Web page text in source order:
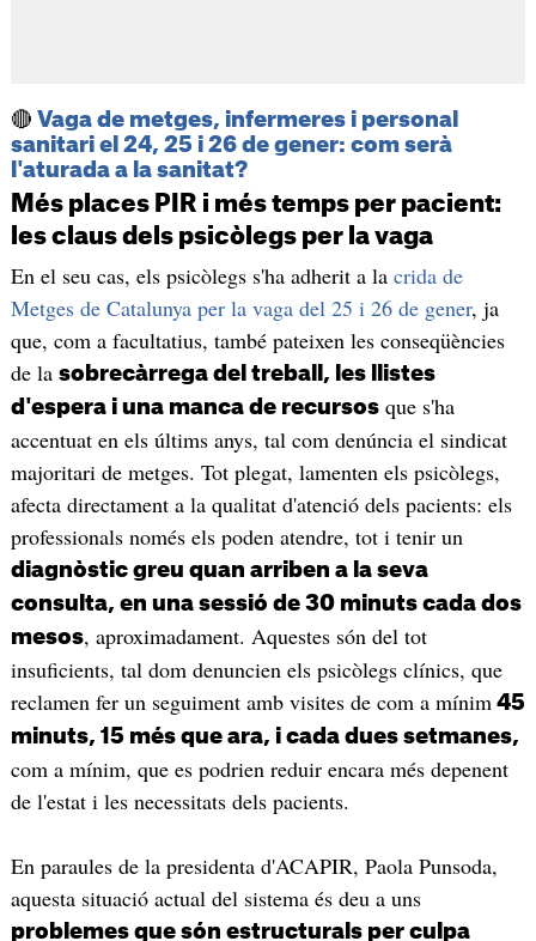
🔴 Vaga de metges, infermeres i personal
sanitari el 24, 25 i 26 de gener: com serà
l'aturada a la sanitat?
Més places PIR i més temps per pacient:
les claus dels psicòlegs per la vaga
En el seu cas, els psicòlegs s'ha adherit a la crida de
Metges de Catalunya per la vaga del 25 i 26 de gener, ja
que, com a facultatius, també pateixen les conseqüències
de la sobrecàrrega del treball, les llistes
d'espera i una manca de recursosque s'ha
accentuat en els últims anys, tal com denúncia el sindicat
majoritari de metges. Tot plegat, lamenten els psicòlegs,
afecta directament a la qualitat d'atenció dels pacients: els
professionals només els poden atendre, tot i tenir un
diagnòstic greu quan arriben a la seva
consulta, en una sessió de 30 minuts cada dos
mesos, aproximadament. Aquestes són del tot
insuficients, tal dom denuncien els psicòlegs clínics, que
reclamen fer un seguiment amb visites de com a mínim 45
minuts, 15 més que ara, i cada dues setmanes,
com a mínim, que es podrien reduir encara més depenent
de l'estat i les necessitats dels pacients.
En paraules de la presidenta d'ACAPIR, Paola Punsoda,
aquesta situació actual del sistema és deu a uns
problemes que són estructurals per culpa